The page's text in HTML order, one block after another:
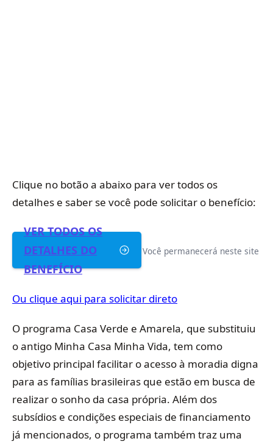
Clique no botão a abaixo para ver todos os
detalhes e saber se você pode solicitar o benefício:
VER TODOS OS
DETALHES DO
BENEFÍCIO
Você permanecerá neste site
Ou clique aqui para solicitar direto
O programa Casa Verde e Amarela, que substituiu
o antigo Minha Casa Minha Vida, tem como
objetivo principal facilitar o acesso à moradia digna
para as famílias brasileiras que estão em busca de
realizar o sonho da casa própria. Além dos
subsídios e condições especiais de financiamento
já mencionados, o programa também traz uma